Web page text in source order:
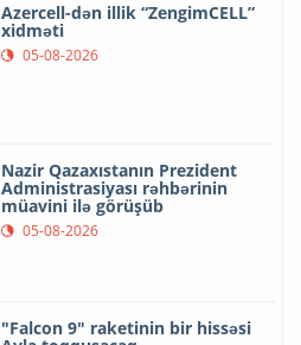
Azercell-dən illik “ZengimCELL”
xidməti
05-08-2026
Nazir Qazaxıstanın Prezident
Administrasiyası rəhbərinin
müavini ilə görüşüb
05-08-2026
"Falcon 9" raketinin bir hissəsi